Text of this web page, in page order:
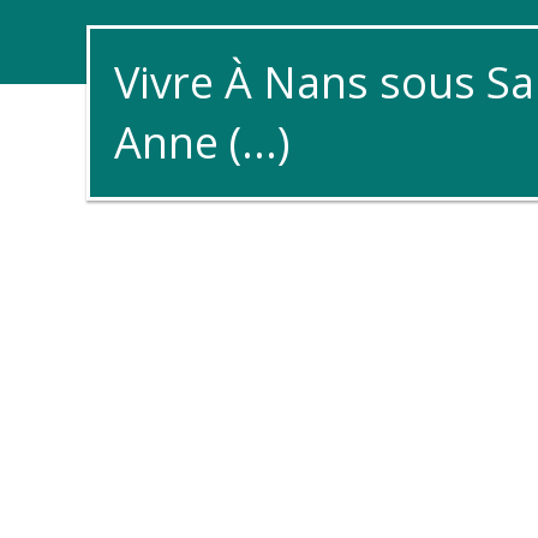
Vivre À Nans sous
Anne (...)